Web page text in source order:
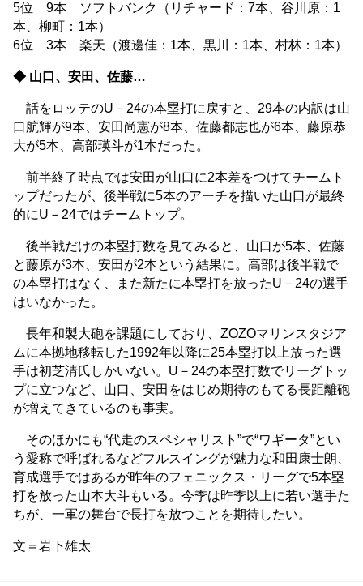
5位 9本 ソフトバンク（リチャード：7本、谷川原：1
本、柳町：1本）
6位 3本 楽天（渡邊佳：1本、黒川：1本、村林：1本）
◆ 山口、安田、佐藤…
話をロッテのU－24の本塁打に戻すと、29本の内訳は山
口航輝が9本、安田尚憲が8本、佐藤都志也が6本、藤原恭
大が5本、高部瑛斗が1本だった。
前半終了時点では安田が山口に2本差をつけてチームト
ップだったが、後半戦に5本のアーチを描いた山口が最終
的にU－24ではチームトップ。
後半戦だけの本塁打数を見てみると、山口が5本、佐藤
と藤原が3本、安田が2本という結果に。高部は後半戦で
の本塁打はなく、また新たに本塁打を放ったU－24の選手
はいなかった。
長年和製大砲を課題にしており、ZOZOマリンスタジア
ムに本拠地移転した1992年以降に25本塁打以上放った選
手は初芝清氏しかいない。U－24の本塁打数でリーグトッ
プに立つなど、山口、安田をはじめ期待のもてる長距離砲
が増えてきているのも事実。
そのほかにも“代走のスペシャリスト”で“ワギータ”とい
う愛称で呼ばれるなどフルスイングが魅力な和田康士朗、
育成選手ではあるが昨年のフェニックス・リーグで5本塁
打を放った山本大斗もいる。今季は昨季以上に若い選手た
ちが、一軍の舞台で長打を放つことを期待したい。
文＝岩下雄太